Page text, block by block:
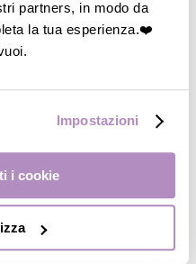
partners, in modo da
la tua esperienza.❤️
Impostazioni
i cookie